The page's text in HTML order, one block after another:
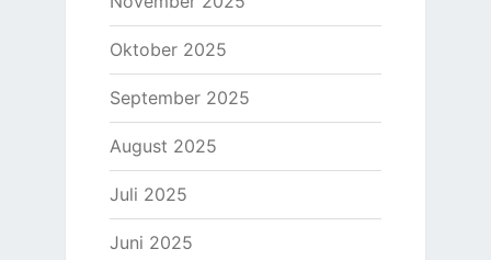
Oktober 2025
September 2025
August 2025
Juli 2025
Juni 2025